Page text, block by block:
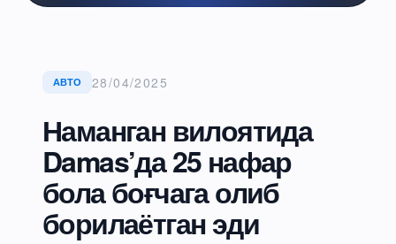
АВТО 28/04/2025
Наманган вилоятида
Damas’да 25 нафар
бола боғчага олиб
борилаётган эди